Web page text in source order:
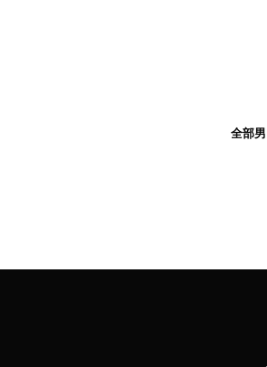
全部